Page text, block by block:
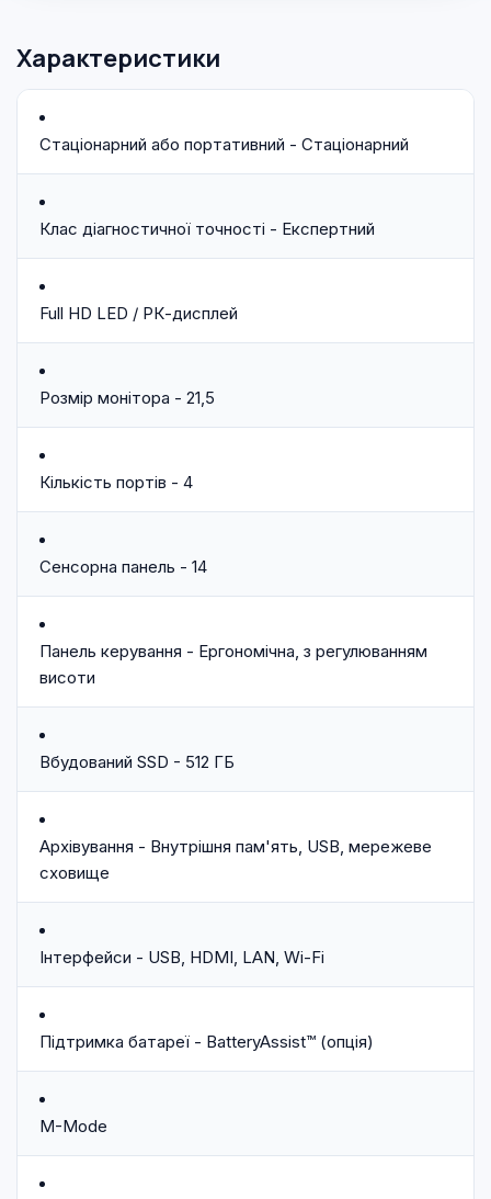
Характеристики
Стаціонарний або портативний - Стаціонарний
Клас діагностичної точності - Експертний
Full HD LED / РК-дисплей
Розмір монітора - 21,5
Кількість портів - 4
Сенсорна панель - 14
Панель керування - Ергономічна, з регулюванням
висоти
Вбудований SSD - 512 ГБ
Архівування - Внутрішня пам'ять, USB, мережеве
сховище
Інтерфейси - USB, HDMI, LAN, Wi-Fi
Підтримка батареї - BatteryAssist™ (опція)
M-Mode